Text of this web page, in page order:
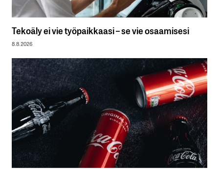
Tekoäly ei vie työpaikkaasi – se vie osaamisesi
8.8.2026